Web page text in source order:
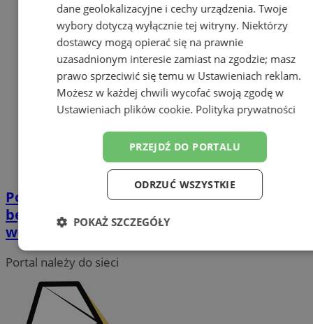
Pogoda na Sylwestra i Nowy Rok – jakie
będą pierwsze godziny 2026 roku w
województwie śląskim?
Portal należy do sieci
dane geolokalizacyjne i cechy urządzenia. Twoje
wybory dotyczą wyłącznie tej witryny. Niektórzy
dostawcy mogą opierać się na prawnie
uzasadnionym interesie zamiast na zgodzie; masz
prawo sprzeciwić się temu w Ustawieniach reklam.
Możesz w każdej chwili wycofać swoją zgodę w
Ustawieniach plików cookie. Polityka prywatności
PRZEJDŹ DO PORTALU
ODRZUĆ WSZYSTKIE
POKAŻ SZCZEGÓŁY
Niezbędne Wydajność Targetowanie
Funkcjonalność